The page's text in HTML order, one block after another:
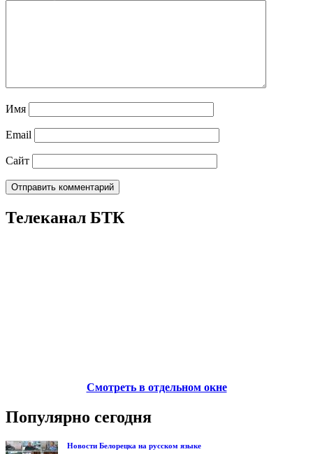
Имя
Email
Сайт
Телеканал БТК
Смотреть в отдельном окне
Популярно сегодня
Новости Белорецка на русском языке